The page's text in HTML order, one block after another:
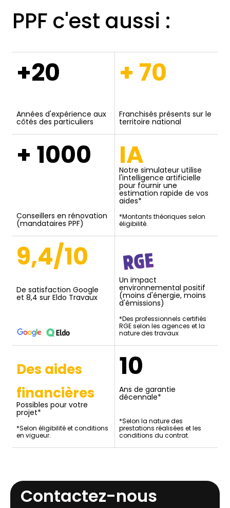
PPF c'est aussi :
+20
Années d'expérience aux
côtés des particuliers
+ 70
Franchisés présents sur le
territoire national
+ 1000
Conseillers en rénovation
(mandataires PPF)
IA
Notre simulateur utilise
l'intelligence artificielle
pour fournir une
estimation rapide de vos
aides*
*Montants théoriques selon
éligibilité.
9,4/10
De satisfaction Google
et 8,4 sur Eldo Travaux
Un impact
environnemental positif
(moins d'énergie, moins
d'émissions)
*Des professionnels certifiés
RGE selon les agences et la
nature des travaux
Des aides
financières
Possibles pour votre
projet*
*Selon éligibilité et conditions
en vigueur.
10
Ans de garantie
décennale*
*Selon la nature des
prestations réalisées et les
conditions du contrat.
Contactez-nous